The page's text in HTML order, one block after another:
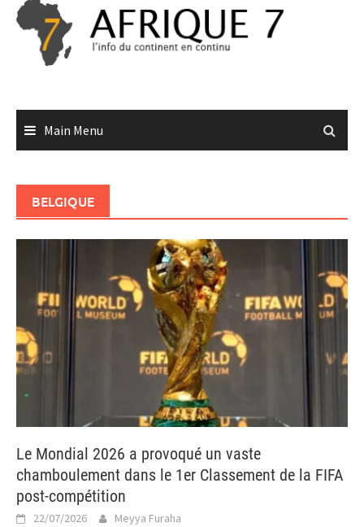
Skip
content
Main Menu
BELGIQUE
Le Mondial 2026 a provoqué un vaste
chamboulement dans le 1er Classement de la FIFA
post-compétition
22/07/2026 Meyya Furaha